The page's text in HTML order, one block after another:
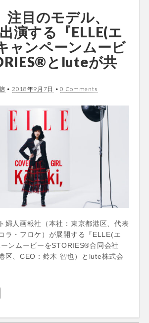
注目のモデル、
演する『ELLE(エ
ャンペーンムービ
とluteが共
• 2018年9月7日 •0 Comments
婦人画報社（本社：東京都港区、代表
ラ・フロケ）が展開する『ELLE(エ
ンムービーをSTORIES®合同会社
区、CEO：鈴木 智也）とlute株式会